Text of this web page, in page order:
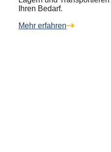
Ihren Bedarf.
Mehr erfahren